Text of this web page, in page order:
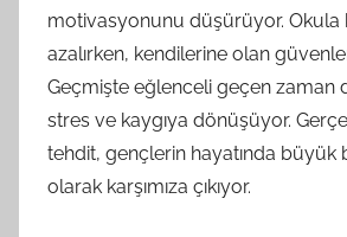
motivasyonunu düşürüyor. Okula
azalırken, kendilerine olan
Geçmişte eğlenceli geçen zaman
stres ve kaygıya dönüşüyor.
tehdit, gençlerin hayatında büyük
olarak karşımıza çıkıyor.